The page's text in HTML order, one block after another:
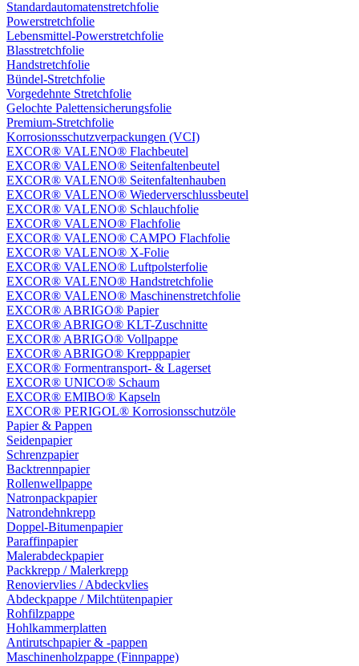
Standardautomatenstretchfolie
Powerstretchfolie
Lebensmittel-Powerstretchfolie
Blasstretchfolie
Handstretchfolie
Bündel-Stretchfolie
Vorgedehnte Stretchfolie
Gelochte Palettensicherungsfolie
Premium-Stretchfolie
Korrosionsschutzverpackungen (VCI)
EXCOR® VALENO® Flachbeutel
EXCOR® VALENO® Seitenfaltenbeutel
EXCOR® VALENO® Seitenfaltenhauben
EXCOR® VALENO® Wiederverschlussbeutel
EXCOR® VALENO® Schlauchfolie
EXCOR® VALENO® Flachfolie
EXCOR® VALENO® CAMPO Flachfolie
EXCOR® VALENO® X-Folie
EXCOR® VALENO® Luftpolsterfolie
EXCOR® VALENO® Handstretchfolie
EXCOR® VALENO® Maschinenstretchfolie
EXCOR® ABRIGO® Papier
EXCOR® ABRIGO® KLT-Zuschnitte
EXCOR® ABRIGO® Vollpappe
EXCOR® ABRIGO® Krepppapier
EXCOR® Formentransport- & Lagerset
EXCOR® UNICO® Schaum
EXCOR® EMIBO® Kapseln
EXCOR® PERIGOL® Korrosionsschutzöle
Papier & Pappen
Seidenpapier
Schrenzpapier
Backtrennpapier
Rollenwellpappe
Natronpackpapier
Natrondehnkrepp
Doppel-Bitumenpapier
Paraffinpapier
Malerabdeckpapier
Packkrepp / Malerkrepp
Renoviervlies / Abdeckvlies
Abdeckpappe / Milchtütenpapier
Rohfilzpappe
Hohlkammerplatten
Antirutschpapier & -pappen
Maschinenholzpappe (Finnpappe)